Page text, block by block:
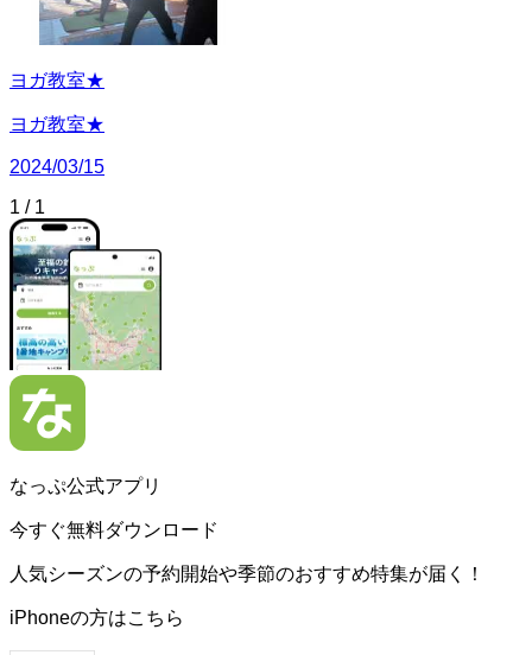
ヨガ教室★
ヨガ教室★
2024/03/15
1 / 1
なっぷ公式アプリ
今すぐ無料ダウンロード
人気シーズンの予約開始や季節のおすすめ特集が届く！
iPhoneの方はこちら